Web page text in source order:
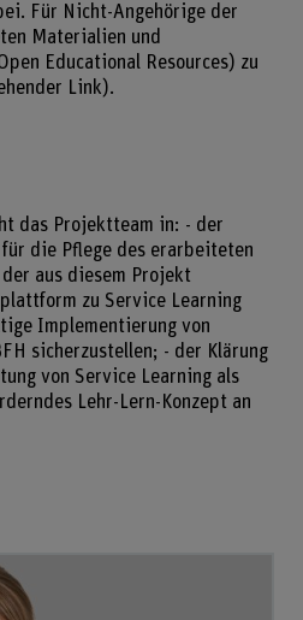
Für Nicht-Angehörige der
Materialien und
Educational Resources) zu
Link).
das Projektteam in: - der
die Pflege des erarbeiteten
aus diesem Projekt
zu Service Learning
Implementierung von
sicherzustellen; - der Klärung
von Service Learning als
Lehr-Lern-Konzept an